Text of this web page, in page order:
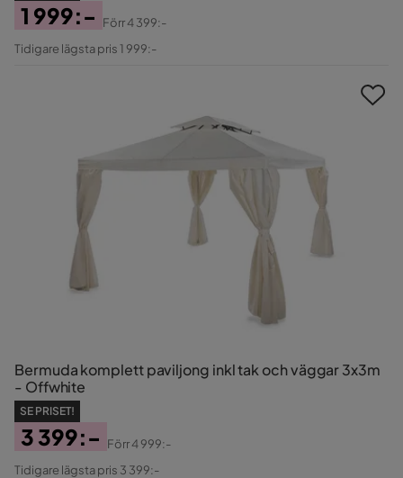
Pris
1 999:-
Original
Förr4 399:-
Tidigare lägsta pris 1 999:-
Bermuda komplett paviljong inkl tak och väggar 3x3m
- Offwhite
SE PRISET!
Pris
3 399:-
Original
Förr4 999:-
Tidigare lägsta pris 3 399:-